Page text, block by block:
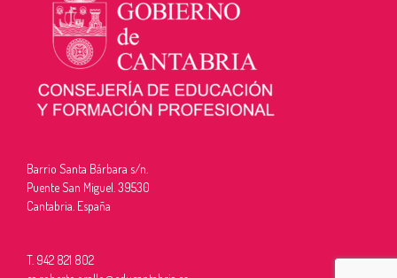
Barrio Santa Bárbara s/n.
Puente San Miguel. 39530
Cantabria. España
T. 942 821 802